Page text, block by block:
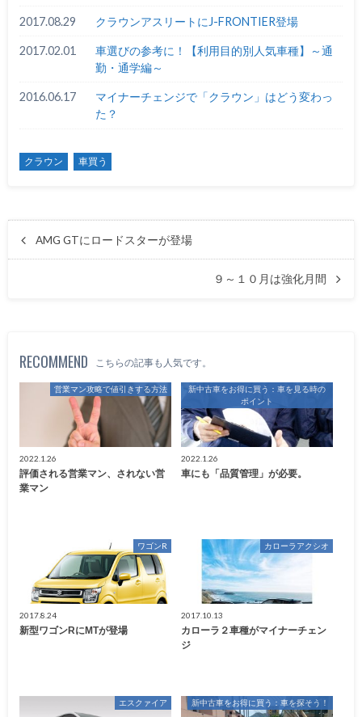
2017.08.29 クラウンアスリートにJ-FRONTIER登場
2017.02.01
車選びの参考に！【利用目的別人気車種】～通
勤・通学編～
2016.06.17
マイナーチェンジで「クラウン」はどう変わっ
た？
クラウン 車買う
AMG GTにロードスターが登場
９～１０月は強化月間
RECOMMEND こちらの記事も人気です。
営業マン攻略で値引きする方法
2022.1.26
評価される営業マン、されない営
業マン
新中古車をお得に買う：車を見る時の
ポイント
2022.1.26
車にも「品質管理」が必要。
ワゴンR
2017.8.24
新型ワゴンRにMTが登場
カローラアクシオ
2017.10.13
カローラ２車種がマイナーチェン
ジ
エスクァイア 新中古車をお得に買う：車を探そう！